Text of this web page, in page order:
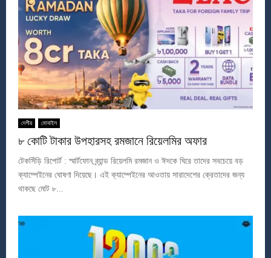
দেশীয় মোবাইল
৮ কোটি টাকার উপহারসহ রমজানে রিয়েলমির অফার
টেকসিঁড়ি রিপোর্ট : স্মার্টফোন ব্র্যান্ড রিয়েলমি রমজান ও ঈদকে ঘিরে তাদের সবচেয়ে বড়
ক্যাম্পেইনের ঘোষণা দিয়েছে। এই ক্যাম্পেইনের আওতায় সারাদেশের ক্রেতাদের জন্য
থাকছে মোট ৮...